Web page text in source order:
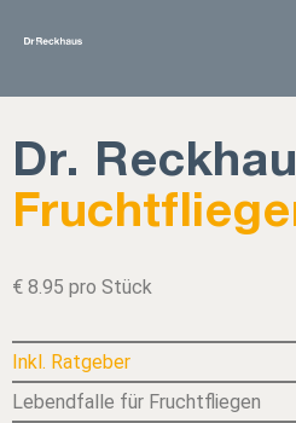
Dr.
€ 8.95 pro Stück
Inkl. Ratgeber
Lebendfalle für Fruchtfliegen